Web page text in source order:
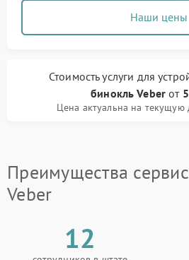
Наши цены
Стоимость услуги для
бинокль Veber от
Цена актуальна на текущую
Преимущества
Veber
12